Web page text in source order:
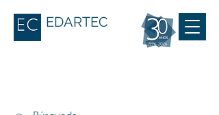
EDARTEC